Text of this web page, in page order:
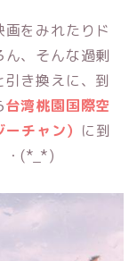
をみれたりド
、そんな過剰
き換えに、到
台湾桃園国際空
チャン） に到
・(*_*)